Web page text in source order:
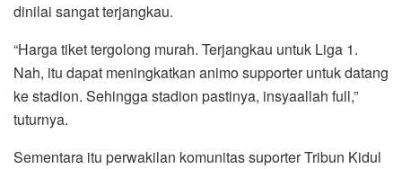
dinilai sangat terjangkau.
“Harga tiket tergolong murah. Terjangkau untuk Liga 1.
Nah, itu dapat meningkatkan animo supporter untuk datang
ke stadion. Sehingga stadion pastinya, insyaallah full,”
tuturnya.
Sementara itu perwakilan komunitas suporter Tribun Kidul